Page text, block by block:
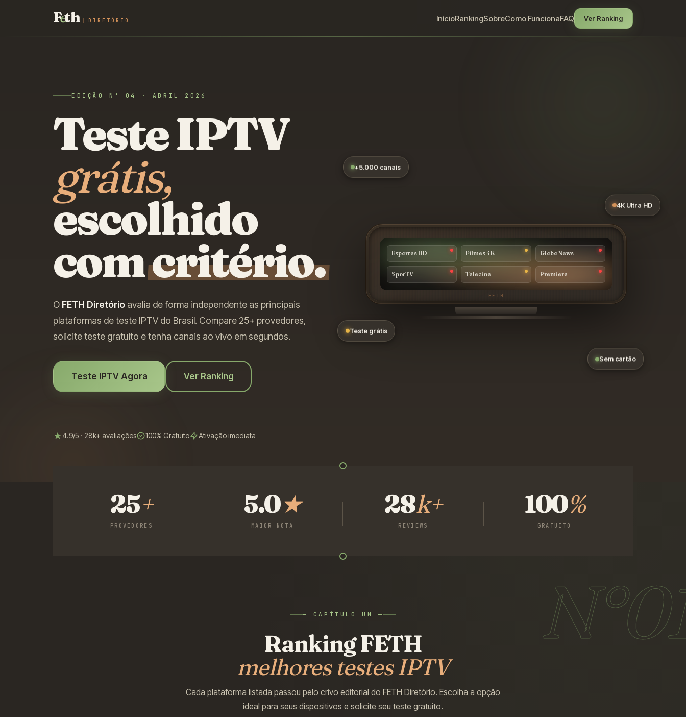
Feth DIRETÓRIO InícioRankingSobreComo FuncionaFAQ Ver Ranking
EDIÇÃO N° 04 · ABRIL 2026
Teste IPTV
grátis,
escolhido
comcritério.
O FETH Diretório avalia de forma independente as principais
plataformas de teste IPTV do Brasil. Compare 25+ provedores,
solicite teste gratuito e tenha canais ao vivo em segundos.
Teste IPTV Agora Ver Ranking
4.9/5 · 28k+ avaliações 100% Gratuito Ativação imediata
Esportes HD Filmes 4K Globo News
SporTV Telecine Premiere
+5.000 canais
4K Ultra HD
Teste grátis
Sem cartão
25+
PROVEDORES
5.0★
MAIOR NOTA
28k+
REVIEWS
100%
GRATUITO
— CAPÍTULO UM —
Ranking FETH
melhores testes IPTV
Cada plataforma listada passou pelo crivo editorial do FETH Diretório. Escolha a opção
ideal para seus dispositivos e solicite seu teste gratuito.